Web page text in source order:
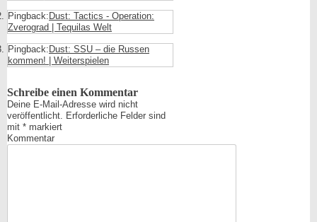
Pingback: Dust: Tactics - Operation:
Zverograd | Tequilas Welt
Pingback: Dust: SSU – die Russen
kommen! | Weiterspielen
Schreibe einen Kommentar
Deine E-Mail-Adresse wird nicht
veröffentlicht. Erforderliche Felder sind
mit * markiert
Kommentar